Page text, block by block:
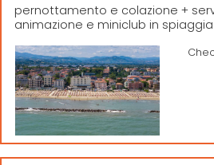
pernottamento e colazione +
animazione e miniclub in spiaggia